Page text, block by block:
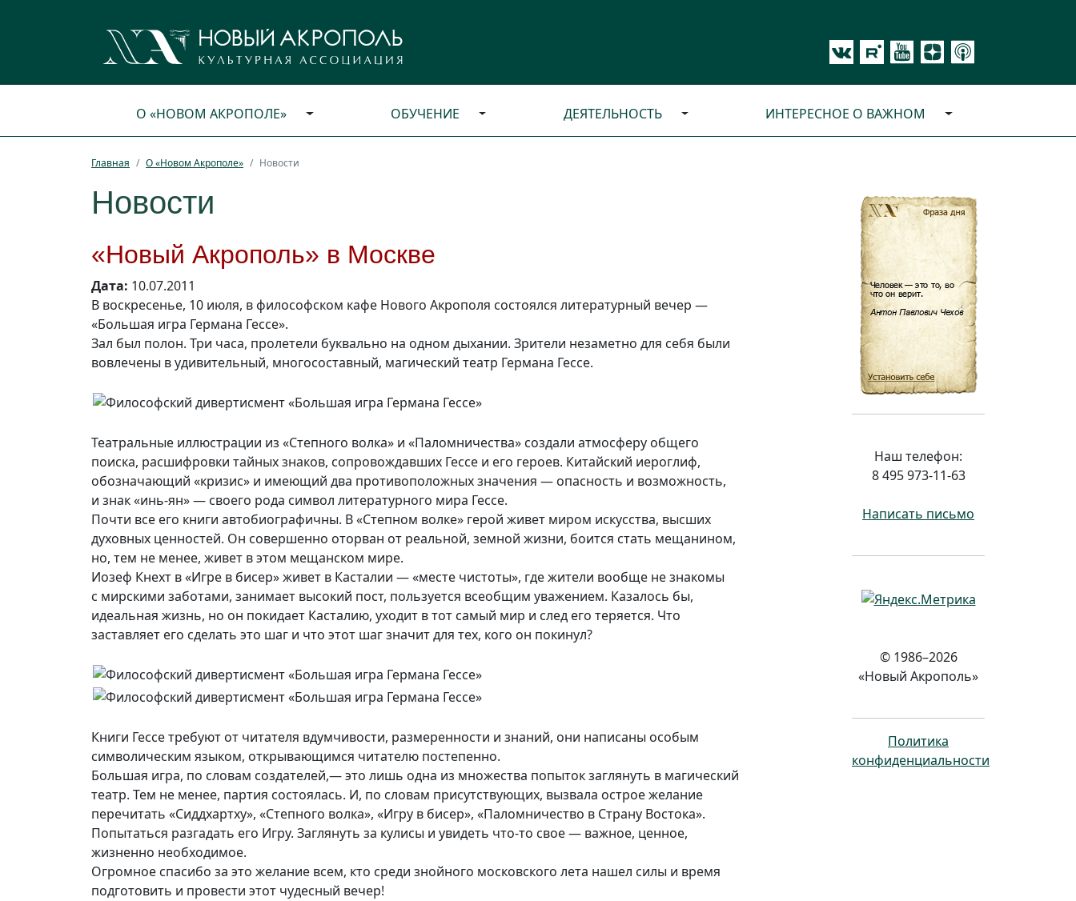
О «НОВОМ АКРОПОЛЕ» ОБУЧЕНИЕ ДЕЯТЕЛЬНОСТЬ ИНТЕРЕСНОЕ О ВАЖНОМ
Главная О «Новом Акрополе» Новости
Новости
«Новый Акрополь» в Москве
Дата: 10.07.2011
В воскресенье, 10 июля, в философском кафе Нового Акрополя состоялся литературный вечер —
«Большая игра Германа Гессе».
Зал был полон. Три часа, пролетели буквально на одном дыхании. Зрители незаметно для себя были
вовлечены в удивительный, многосоставный, магический театр Германа Гессе.
Театральные иллюстрации из «Степного волка» и «Паломничества» создали атмосферу общего
поиска, расшифровки тайных знаков, сопровождавших Гессе и его героев. Китайский иероглиф,
обозначающий «кризис» и имеющий два противоположных значения — опасность и возможность,
и знак «инь-ян» — своего рода символ литературного мира Гессе.
Почти все его книги автобиографичны. В «Степном волке» герой живет миром искусства, высших
духовных ценностей. Он совершенно оторван от реальной, земной жизни, боится стать мещанином,
но, тем не менее, живет в этом мещанском мире.
Иозеф Кнехт в «Игре в бисер» живет в Касталии — «месте чистоты», где жители вообще не знакомы
с мирскими заботами, занимает высокий пост, пользуется всеобщим уважением. Казалось бы,
идеальная жизнь, но он покидает Касталию, уходит в тот самый мир и след его теряется. Что
заставляет его сделать это шаг и что этот шаг значит для тех, кого он покинул?
Книги Гессе требуют от читателя вдумчивости, размеренности и знаний, они написаны особым
символическим языком, открывающимся читателю постепенно.
Большая игра, по словам создателей,— это лишь одна из множества попыток заглянуть в магический
театр. Тем не менее, партия состоялась. И, по словам присутствующих, вызвала острое желание
перечитать «Сиддхартху», «Степного волка», «Игру в бисер», «Паломничество в Страну Востока».
Попытаться разгадать его Игру. Заглянуть за кулисы и увидеть что-то свое — важное, ценное,
жизненно необходимое.
Огромное спасибо за это желание всем, кто среди знойного московского лета нашел силы и время
подготовить и провести этот чудесный вечер!
Наш телефон:
8 495 973-11-63
Написать письмо
© 1986–2026
«Новый Акрополь»
Политика
конфиденциальности